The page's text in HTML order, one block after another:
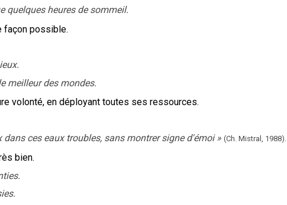
quelques heures de sommeil.
façon possible.
meilleur des mondes.
volonté, en déployant toutes ses ressources.
ces eaux troubles, sans montrer signe d'émoi » (Ch. Mistral, 1988).
bien.